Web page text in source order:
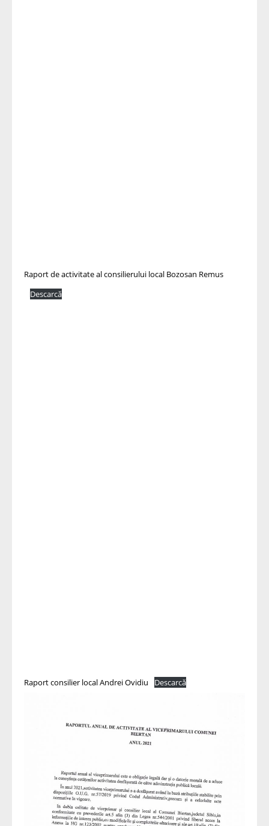
Raport de activitate al consilierului local Bozosan Remus
Descarcă
Raport consilier local Andrei Ovidiu Descarcă